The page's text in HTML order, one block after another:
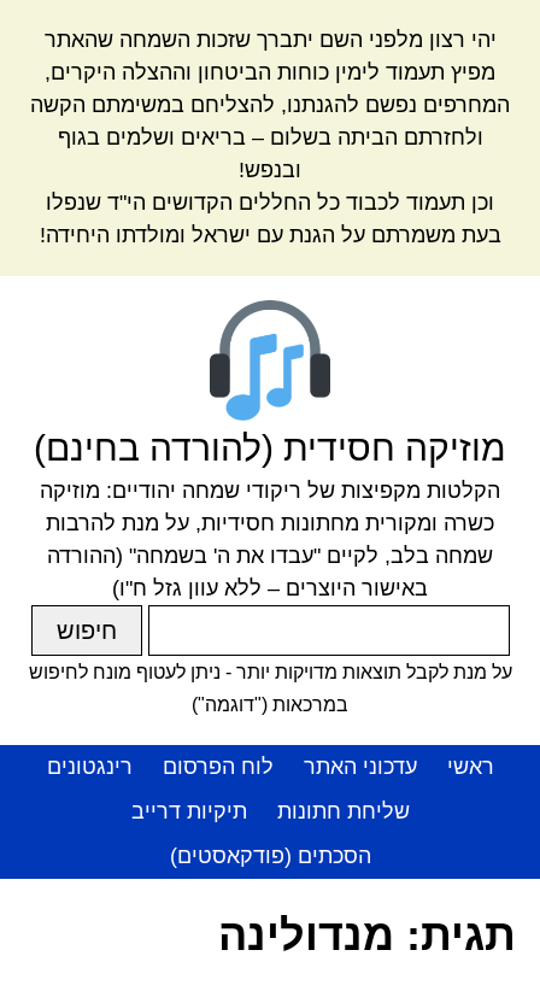
יהי רצון מלפני השם יתברך שזכות השמחה שהאתר
מפיץ תעמוד לימין כוחות הביטחון וההצלה היקרים,
המחרפים נפשם להגנתנו, להצליחם במשימתם הקשה
ולחזרתם הביתה בשלום – בריאים ושלמים בגוף
ובנפש!
וכן תעמוד לכבוד כל החללים הקדושים הי"ד שנפלו
בעת משמרתם על הגנת עם ישראל ומולדתו היחידה!
מוזיקה חסידית (להורדה בחינם)
הקלטות מקפיצות של ריקודי שמחה יהודיים: מוזיקה
כשרה ומקורית מחתונות חסידיות, על מנת להרבות
שמחה בלב, לקיים "עבדו את ה' בשמחה" (ההורדה
באישור היוצרים – ללא עוון גזל ח"ו)
על מנת לקבל תוצאות מדויקות יותר - ניתן לעטוף מונח לחיפוש
במרכאות ("דוגמה")
ראשי עדכוני האתר לוח הפרסום
רינגטונים
שליחת חתונות
תיקיות דרייב
הסכתים (פודקאסטים)
תגית: מנדולינה